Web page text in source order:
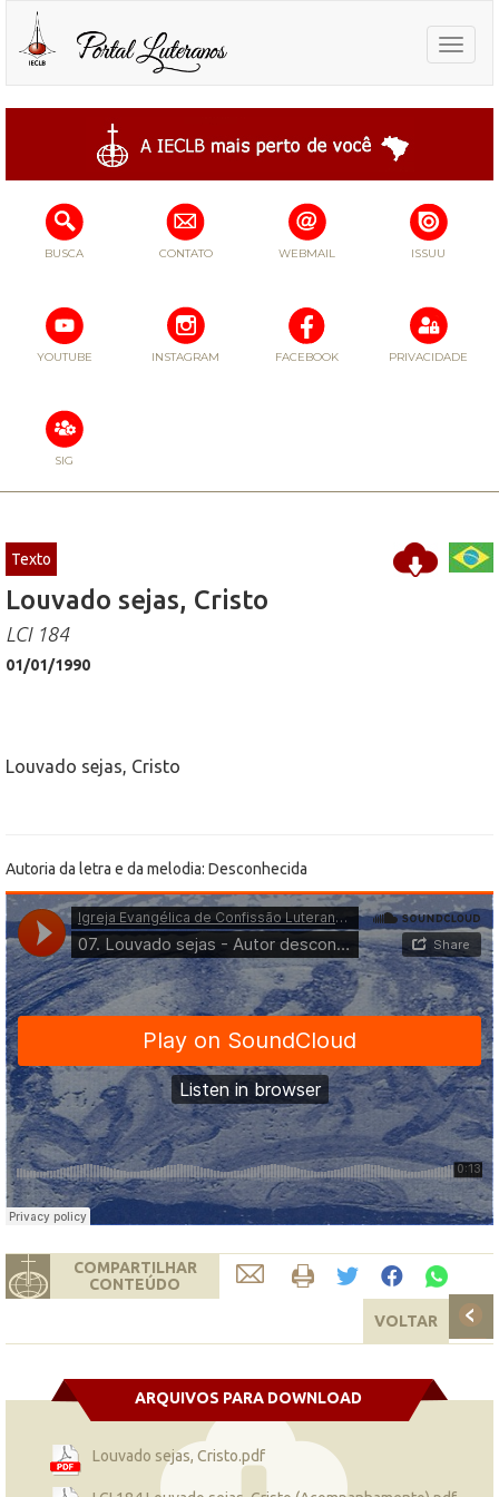
Toggle
BUSCA CONTATO WEBMAIL ISSUU
YOUTUBE INSTAGRAM FACEBOOK PRIVACIDADE
SIG
Texto
Louvado sejas, Cristo
LCI 184
01/01/1990
Louvado sejas, Cristo
Autoria da letra e da melodia: Desconhecida
COMPARTILHAR
CONTEÚDO
VOLTAR
ARQUIVOS PARA DOWNLOAD
Louvado sejas, Cristo.pdf